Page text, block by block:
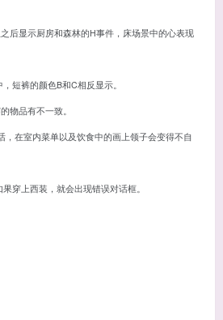
后显示厨房和森林的H事件，床场景中的心表现
短裤的颜色B和C相反显示。
物品有不一致。
，在室内菜单以及饮食中的画上领子会变得不自
穿上西装，就会出现错误对话框。